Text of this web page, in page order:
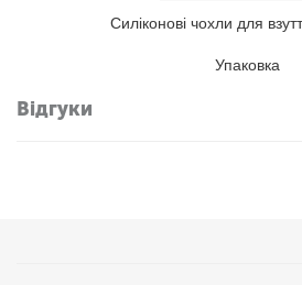
Силіконові чохли для
Упаковка
Відгуки